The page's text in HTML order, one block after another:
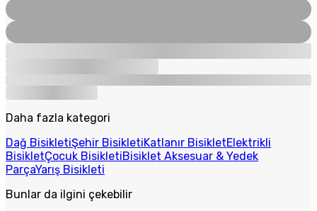
Daha fazla kategori
Dağ BisikletiŞehir BisikletiKatlanır BisikletElektrikli
BisikletÇocuk BisikletiBisiklet Aksesuar & Yedek
ParçaYarış Bisikleti
Bunlar da ilgini çekebilir